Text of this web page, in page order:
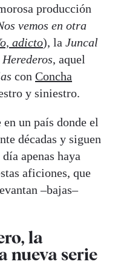
producción
vemos en otra
adicto), la Juncal
Herederos, aquel
con Concha
y siniestro.
un país donde el
décadas y siguen
apenas haya
aficiones, que
–bajas–
la
nueva serie